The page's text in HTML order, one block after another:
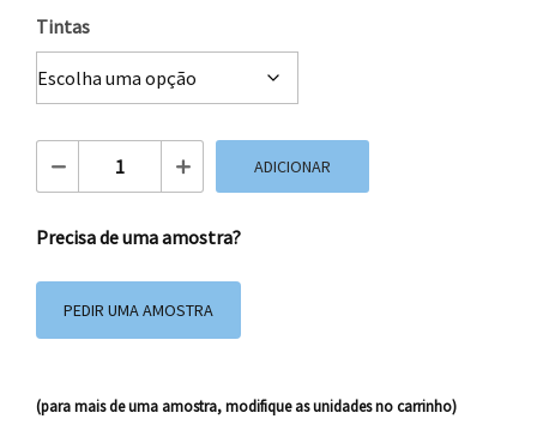
Tintas
Quantidade de Caixa Impressa 20x15x08 cm
ADICIONAR
Precisa de uma amostra?
PEDIR UMA AMOSTRA
(para mais de uma amostra, modifique as unidades no carrinho)